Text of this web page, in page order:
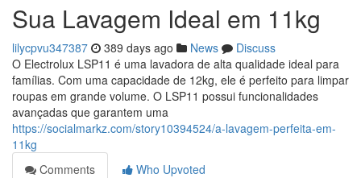
Sua Lavagem Ideal em 11kg
lilycpvu347387 389 days ago News
Discuss
O Electrolux LSP11 é uma lavadora de alta qualidade ideal para
famílias. Com uma capacidade de 12kg, ele é perfeito para limpar
roupas em grande volume. O LSP11 possui funcionalidades
avançadas que garantem uma
https://socialmarkz.com/story10394524/a-lavagem-perfeita-em-
11kg
Comments
Who Upvoted